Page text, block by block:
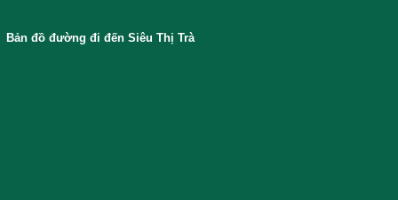
Bản đồ đường đi đến Siêu Thị Trà